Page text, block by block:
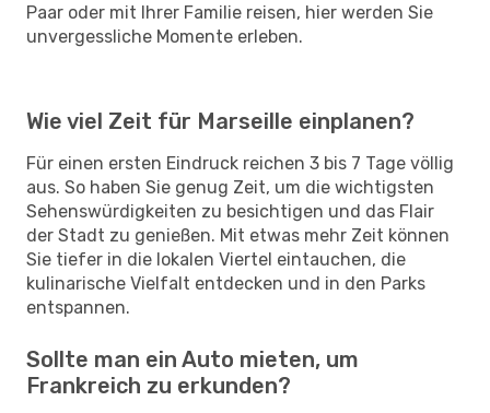
Paar oder mit Ihrer Familie reisen, hier werden Sie
unvergessliche Momente erleben.
Wie viel Zeit für Marseille einplanen?
Für einen ersten Eindruck reichen 3 bis 7 Tage völlig
aus. So haben Sie genug Zeit, um die wichtigsten
Sehenswürdigkeiten zu besichtigen und das Flair
der Stadt zu genießen. Mit etwas mehr Zeit können
Sie tiefer in die lokalen Viertel eintauchen, die
kulinarische Vielfalt entdecken und in den Parks
entspannen.
Sollte man ein Auto mieten, um
Frankreich zu erkunden?